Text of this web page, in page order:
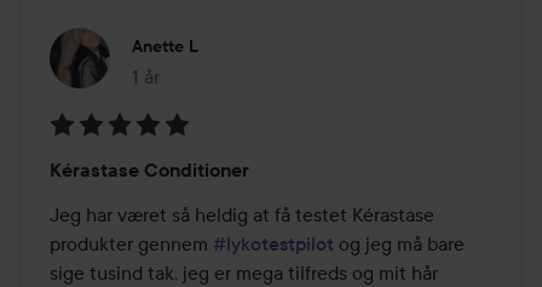
Anette L
1 år
Posten blev oprettet 1 år
5
ud
af
5
Kérastase Conditioner
Jeg har været så heldig at få testet Kérastase
produkter gennem #lykotestpilot og jeg må bare
sige tusind tak, jeg er mega tilfreds og mit hår